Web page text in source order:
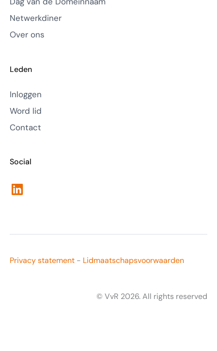
Netwerkdiner
Over ons
Leden
Inloggen
Word lid
Contact
Social
LinkedIn
Privacy statement - Lidmaatschapsvoorwaarden
© VvR 2026. All rights reserved